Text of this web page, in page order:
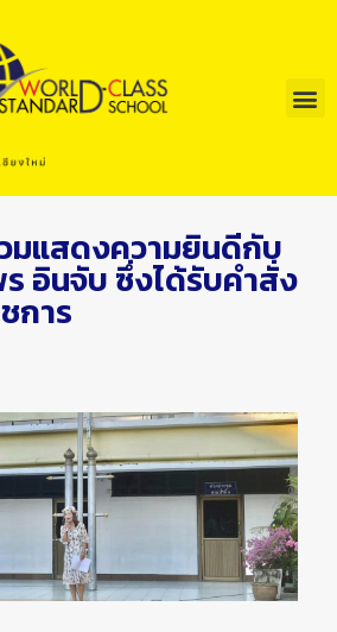
มแสดงความยินดีกับ
อินจับ ซึ่งได้รับคำสั่ง
การ